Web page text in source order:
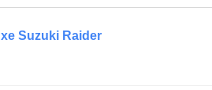
xe Suzuki Raider